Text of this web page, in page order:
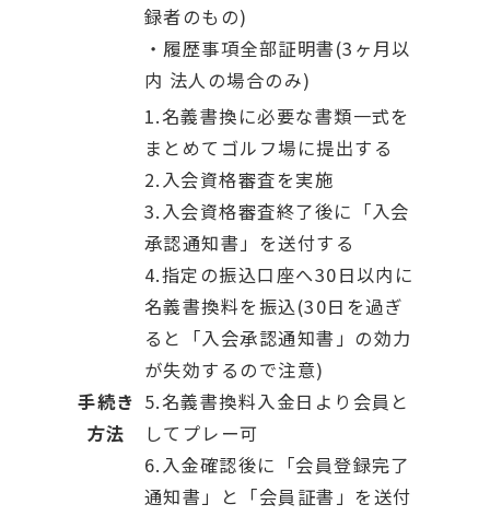
録者のもの)
・履歴事項全部証明書(3ヶ月以
内 法人の場合のみ)
手続き
方法
1.名義書換に必要な書類一式を
まとめてゴルフ場に提出する
2.入会資格審査を実施
3.入会資格審査終了後に「入会
承認通知書」を送付する
4.指定の振込口座へ30日以内に
名義書換料を振込(30日を過ぎ
ると「入会承認通知書」の効力
が失効するので注意)
5.名義書換料入金日より会員と
してプレー可
6.入金確認後に「会員登録完了
通知書」と「会員証書」を送付